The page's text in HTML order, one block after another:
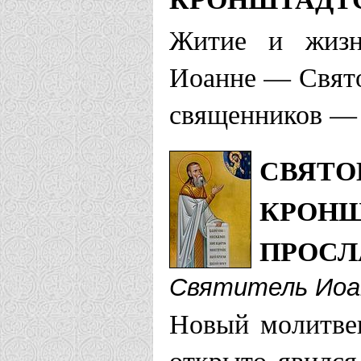
Храм
Храм во
Храм во
Храм
Житие и
Иоанне —
священников —
Святитель
Новый